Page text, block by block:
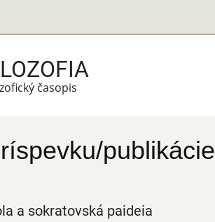
časopis
publikácie
a sokratovská paideia